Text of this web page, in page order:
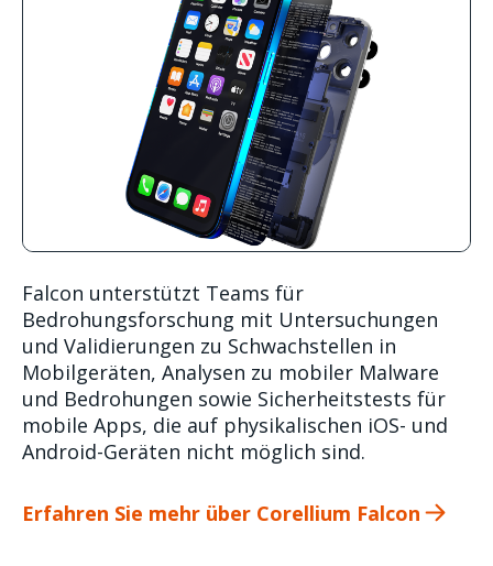
Falcon unterstützt Teams für
Bedrohungsforschung mit Untersuchungen
und Validierungen zu Schwachstellen in
Mobilgeräten, Analysen zu mobiler Malware
und Bedrohungen sowie Sicherheitstests für
mobile Apps, die auf physikalischen iOS- und
Android-Geräten nicht möglich sind.
Erfahren Sie mehr über Corellium Falcon